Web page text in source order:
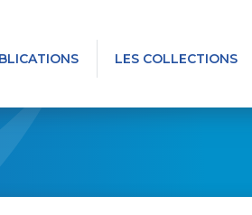
LES COLLECTIONS